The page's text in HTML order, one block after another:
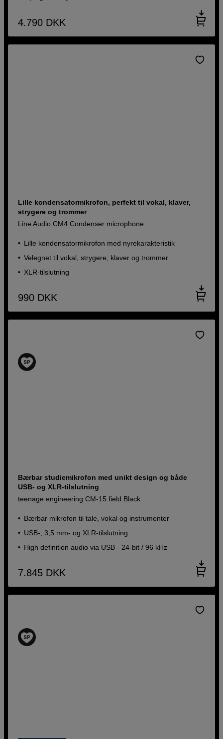
4.790 DKK
Lille kondensatormikrofon, perfekt til vokal, klaver,
strygere og trommer
Line Audio CM4 Condenser microphone
Lille kondensatormikrofon med nyrekarakteristik
Velegnet til vokal, strygere, klaver og trommer
XLR-tilslutning
990 DKK
Bærbar studiemikrofon med unikt design og både
USB- og XLR-tilslutning
teenage engineering CM-15 field Black
Bærbar mikrofon til tale, vokal og instrumenter
USB-, 3,5 mm- og XLR-tilslutning
High definition audio via USB - 24-bit / 96 kHz
7.845 DKK